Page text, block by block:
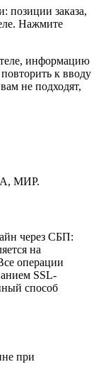
позиции заказа,
Нажмите
информацию
к вводу
не подходят,
МИР.
через СБП:
на
операции
SSL-
способ
при